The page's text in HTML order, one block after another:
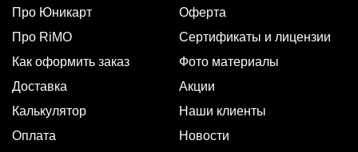
Про Юникарт
Про RiMO
Как оформить заказ
Доставка
Калькулятор
Оплата
Оферта
Сертификаты и лицензии
Фото материалы
Акции
Наши клиенты
Новости